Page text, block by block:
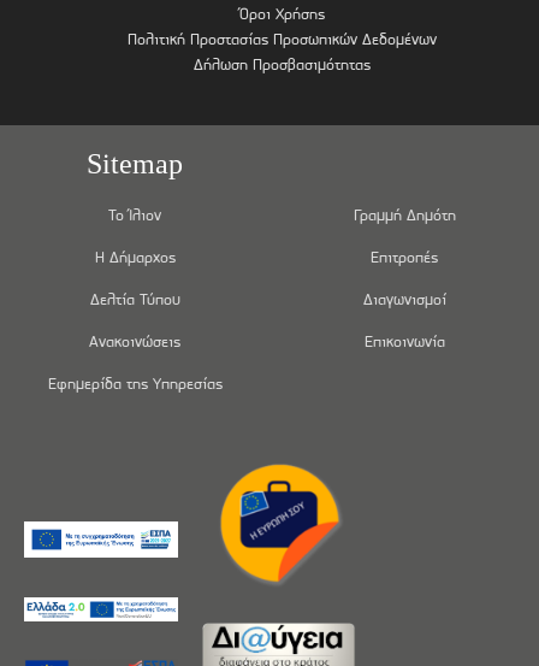
Όροι Χρήσης
Πολιτική Προστασίας Προσωπικών Δεδομένων
Δήλωση Προσβασιμότητας
Sitemap
Το Ίλιον
Η Δήμαρχος
Δελτία Τύπου
Ανακοινώσεις
Εφημερίδα της Υπηρεσίας
Γραμμή Δημότη
Επιτροπές
Διαγωνισμοί
Επικοινωνία